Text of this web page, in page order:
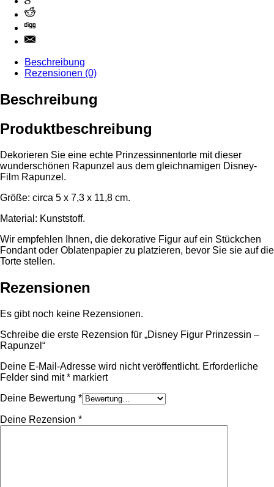
Beschreibung
Rezensionen (0)
Beschreibung
Produktbeschreibung
Dekorieren Sie eine echte Prinzessinnentorte mit dieser
wunderschönen Rapunzel aus dem gleichnamigen Disney-
Film Rapunzel.
Größe: circa 5 x 7,3 x 11,8 cm.
Material: Kunststoff.
Wir empfehlen Ihnen, die dekorative Figur auf ein Stückchen
Fondant oder Oblatenpapier zu platzieren, bevor Sie sie auf die
Torte stellen.
Rezensionen
Es gibt noch keine Rezensionen.
Schreibe die erste Rezension für „Disney Figur Prinzessin –
Rapunzel“
Deine E-Mail-Adresse wird nicht veröffentlicht. Erforderliche
Felder sind mit* markiert
Deine Bewertung *
Deine Rezension *